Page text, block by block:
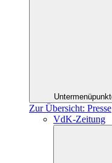
Zur Übersicht: Presse
VdK-Zeitung